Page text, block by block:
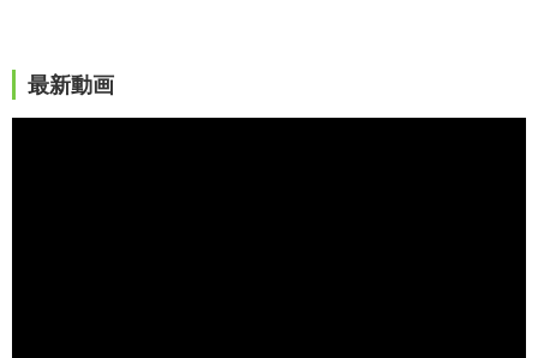
最新動画